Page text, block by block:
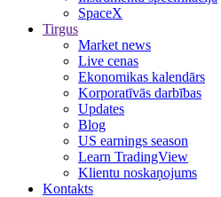
SpaceX
Tirgus
Market news
Live cenas
Ekonomikas kalendārs
Korporatīvās darbības
Updates
Blog
US earnings season
Learn TradingView
Klientu noskaņojums
Kontakts